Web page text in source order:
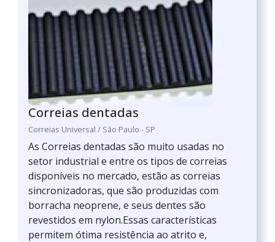
Correias dentadas
Correias Universal / São Paulo - SP
As Correias dentadas são muito usadas no
setor industrial e entre os tipos de correias
disponíveis no mercado, estão as correias
sincronizadoras, que são produzidas com
borracha neoprene, e seus dentes são
revestidos em nylon.Essas características
permitem ótima resistência ao atrito e,